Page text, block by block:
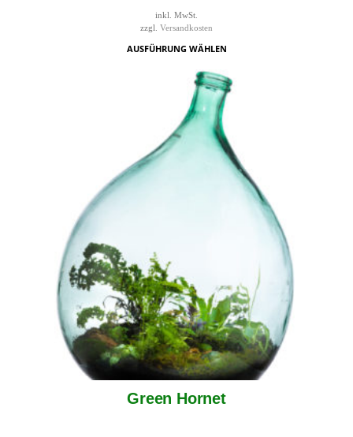
inkl. MwSt.
zzgl. Versandkosten
AUSFÜHRUNG WÄHLEN
Green Hornet